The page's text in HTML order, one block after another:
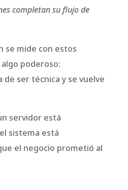
completan su flujo de
se mide con estos
poderoso:
de ser técnica y se vuelve
servidor está
sistema está
el negocio prometió al